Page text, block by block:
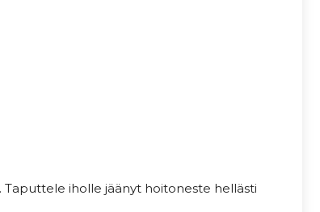
iholle jäänyt hoitoneste hellästi